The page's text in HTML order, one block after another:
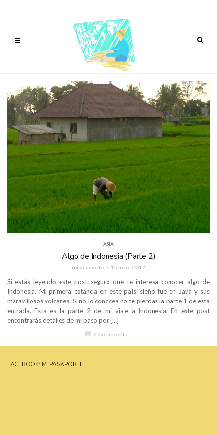
ASIA
Algo de Indonesia (Parte 2)
mipasaporte 15 julio, 2017
Si estás leyendo este post seguro que te interesa conocer algo de
Indonesia. Mi primera estancia en este país isleño fue en Java y sus
maravillosos volcanes. Si no lo conoces no te pierdas la parte 1 de esta
entrada. Esta es la parte 2 de mi viaje a Indonesia. En este post
encontrarás detalles de mi paso por […]
2 Comments
FACEBOOK: MI PASAPORTE